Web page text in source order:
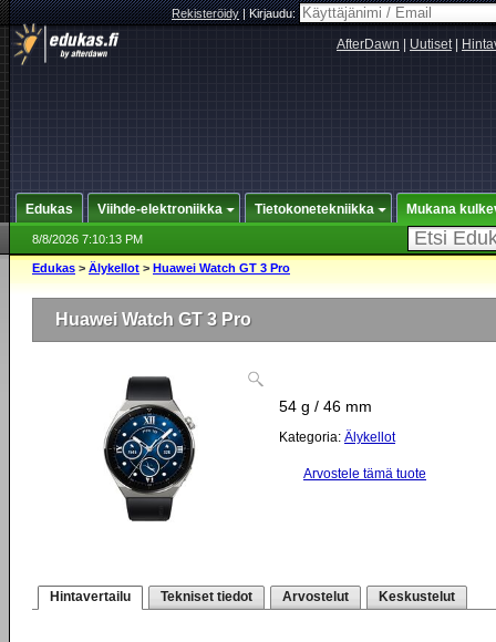
Rekisteröidy|Kirjaudu:
AfterDawn Uutiset|
Edukas Viihde-elektroniikka Tietokonetekniikka Mukana
8/8/2026 7:10:13 PM
Edukas > Älykellot > Huawei Watch GT 3 Pro
Huawei Watch GT 3 Pro
54 g / 46 mm
Kategoria: Älykellot
Arvostele tämä tuote
Hintavertailu Tekniset tiedot Arvostelut Keskustelut